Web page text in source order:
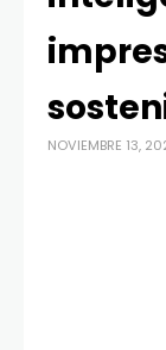
NOVIEMBRE 13,